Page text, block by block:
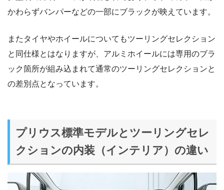
かわらずバンパーなどの一部にブラックが映えています。
またタイヤやホイールについてもツーリングセレクション
と同仕様とはなりますが、アルミホイールには専用のブラ
ック箇所が組み込まれて通常のツーリングセレクションと
の差別点となっています。
プリウス標準モデルとツーリングセレ
クションの内装（インテリア）の違い